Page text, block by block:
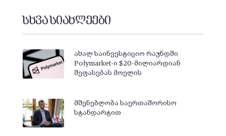
სხვა სიახლეები
ახალ საინვესტიციო რაუნდში
Polymarket-ი $20-მილიარდიან
შეფასებას მოელის
მშენებლობა საერთაშორისო
სტანდარტით